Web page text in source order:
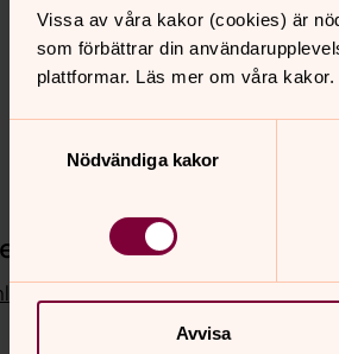
Vissa av våra kakor (cookies) är
som förbättrar din
plattformar. Läs mer om våra kakor.
Nödvändiga kakor
Avvisa
frågor på sidans